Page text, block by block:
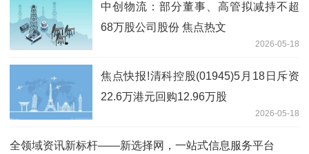
中创物流：部分董事、高管拟减持不超
68万股公司股份 焦点热文
2026-05-18
焦点快报!清科控股(01945)5月18日斥资
22.6万港元回购12.96万股
2026-05-18
全领域资讯新标杆——新选择网，一站式信息服务平台